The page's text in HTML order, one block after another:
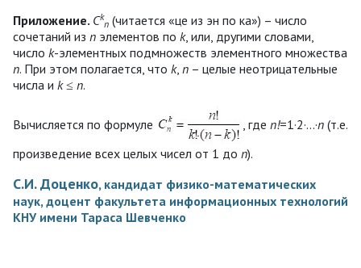
Приложение. Ck
n (читается «це из эн по ка») – число
сочетаний из n элементов по k, или, другими словами,
число k-элементных подмножеств элементного множества
n. При этом полагается, что k, n – целые неотрицательные
числа и k≤ n.
Вычисляется по формуле , где n!=1·2·...·n (т.е.
произведение всех целых чисел от 1 до n).
С.И. Доценко, кандидат физико-математических
наук, доцент факультета информационных технологий
КНУ имени Тараса Шевченко